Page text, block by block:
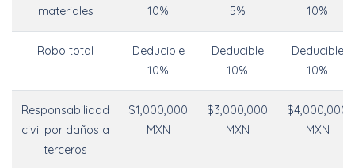
materiales
10%
5%
10%
Robo total
Deducible
10%
Deducible
10%
Deducible
10%
Responsabilidad
civil por daños a
terceros
$1,000,000
MXN
$3,000,000
MXN
$4,000,000
MXN